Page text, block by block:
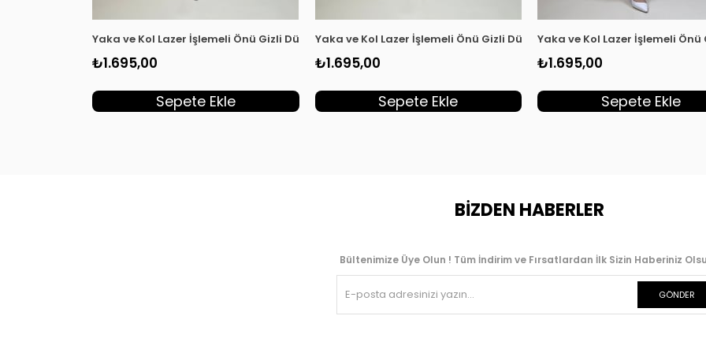
Yaka ve Kol Lazer İşlemeli Önü Gizli Düğmeli Kadın Tunik Haki KSR 2003
₺1.695,00
Sepete Ekle
Yaka ve Kol Lazer İşlemeli Önü Gizli Düğmeli Kadın Tunik Kırmızı KSR
₺1.695,00
Sepete Ekle
Yaka ve Kol Lazer İşlemeli Önü
₺1.695,00
Sepete Ekle
BİZDEN HABERLER
Bültenimize Üye Olun ! Tüm İndirim ve Fırsatlardan İlk Sizin Haberiniz
GÖNDER